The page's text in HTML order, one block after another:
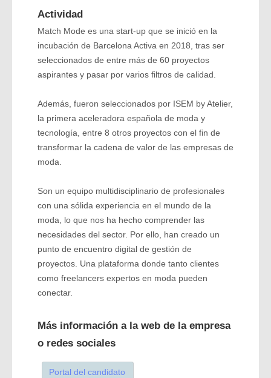
Actividad
Match Mode es una start-up que se inició en la
incubación de Barcelona Activa en 2018, tras ser
seleccionados de entre más de 60 proyectos
aspirantes y pasar por varios filtros de calidad.
Además, fueron seleccionados por ISEM by Atelier,
la primera aceleradora española de moda y
tecnología, entre 8 otros proyectos con el fin de
transformar la cadena de valor de las empresas de
moda.
Son un equipo multidisciplinario de profesionales
con una sólida experiencia en el mundo de la
moda, lo que nos ha hecho comprender las
necesidades del sector. Por ello, han creado un
punto de encuentro digital de gestión de
proyectos. Una plataforma donde tanto clientes
como freelancers expertos en moda pueden
conectar.
Más información a la web de la empresa
o redes sociales
Portal del candidato